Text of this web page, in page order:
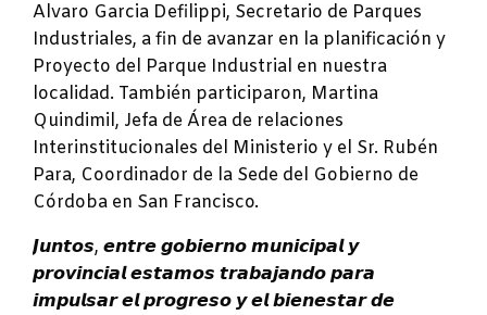
Alvaro Garcia Defilippi, Secretario de Parques
Industriales, a fin de avanzar en la planificación y
Proyecto del Parque Industrial en nuestra
localidad. También participaron, Martina
Quindimil, Jefa de Área de relaciones
Interinstitucionales del Ministerio y el Sr. Rubén
Para, Coordinador de la Sede del Gobierno de
Córdoba en San Francisco.
𝙅𝙪𝙣𝙩𝙤𝙨, 𝙚𝙣𝙩𝙧𝙚 𝙜𝙤𝙗𝙞𝙚𝙧𝙣𝙤 𝙢𝙪𝙣𝙞𝙘𝙞𝙥𝙖𝙡 𝙮
𝙥𝙧𝙤𝙫𝙞𝙣𝙘𝙞𝙖𝙡 𝙚𝙨𝙩𝙖𝙢𝙤𝙨 𝙩𝙧𝙖𝙗𝙖𝙟𝙖𝙣𝙙𝙤 𝙥𝙖𝙧𝙖
𝙞𝙢𝙥𝙪𝙡𝙨𝙖𝙧 𝙚𝙡 𝙥𝙧𝙤𝙜𝙧𝙚𝙨𝙤 𝙮 𝙚𝙡 𝙗𝙞𝙚𝙣𝙚𝙨𝙩𝙖𝙧 𝙙𝙚